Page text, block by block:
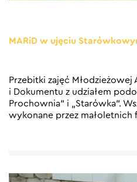
MARiD w ujęciu
Przebitki zajęć Młodzieżowej
i Dokumentu z udziałem
Prochownia” i „Starówka”.
wykonane przez